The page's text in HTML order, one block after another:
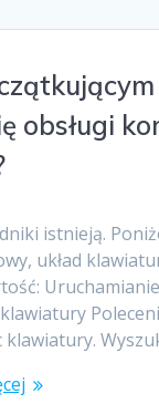
obsługi
istnieją.
układ
klawiatury.